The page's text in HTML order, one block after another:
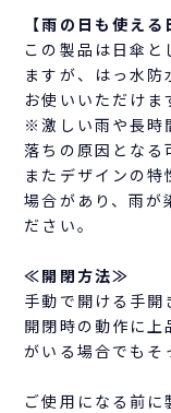
【雨の日も使え
この製品は日傘
ますが、はっ水防
お使いいただけま
※激しい雨や長時
落ちの原因となる
またデザインの
場合があり、雨が
ださい。
≪開閉方法≫
手動で開ける手開
開閉時の動作に上
がいる場合でもそ
ご使用になる前